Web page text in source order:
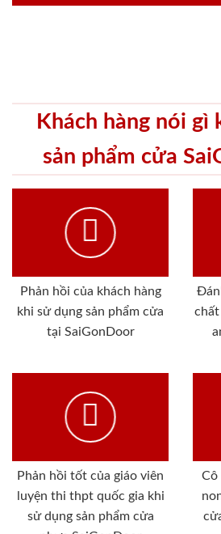
Khách hàng nói gì
sản phẩm cửa
Phản hồi của khách hàng
khi sử dụng sản phẩm cửa
tại SaiGonDoor
Phản hồi tốt của giáo viên
luyện thi thpt quốc gia khi
sử dụng sản phẩm cửa
Cô